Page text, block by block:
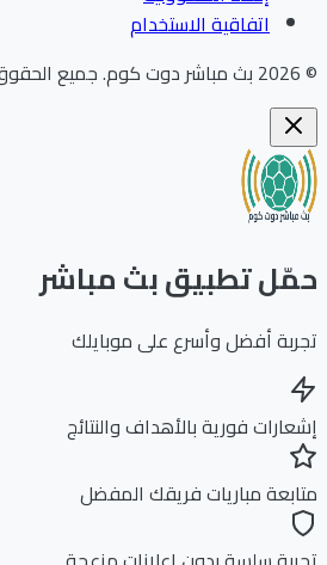
اتفاقية الاستخدام
بث مباشر دوت كوم.جميع الحقوق
تطبيق بث مباشر
أفضل وأسرع على موبايلك
فورية بالأهداف والنتائج
مباريات فريقك المفضل